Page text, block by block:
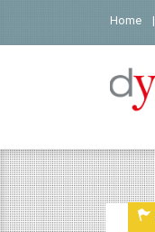
bla
Home